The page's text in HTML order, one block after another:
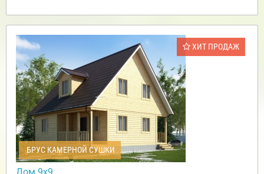
ХИТ ПРОДАЖ
БРУС КАМЕРНОЙ СУШКИ